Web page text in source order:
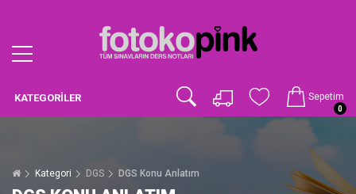
0
Sepetim
KATEGORILER
Kategori DGS DGS Konu Anlatım